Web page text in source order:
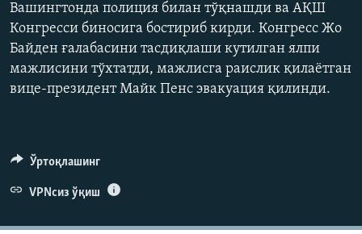
Auto 240p 360p
480p
720p
1080p
Вашингтонда полиция билан тўқнашди ва АҚШ
Конгресси биносига бостириб кирди. Конгресс Жо
Байден ғалабасини тасдиқлаши кутилган ялпи
мажлисини тўхтатди, мажлисга раислик қилаётган
вице-президент Майк Пенс эвакуация қилинди.
Ўртоқлашинг
VPNсиз ўқиш